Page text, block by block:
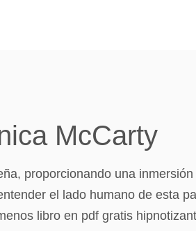
McCarty
proporcionando una inmersión
el lado humano de esta
libro en pdf gratis